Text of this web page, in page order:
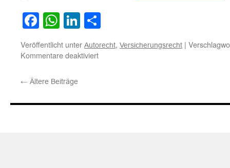
Facebook
WhatsApp
LinkedIn
Veröffentlicht unter Autorecht, Versicherungsrecht |
Kommentare deaktiviertfür
mit
← Ältere Beiträge